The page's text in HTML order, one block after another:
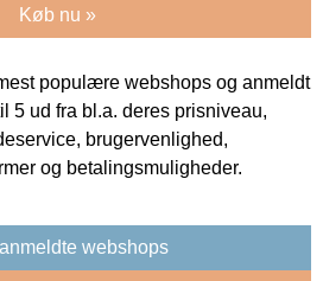
Køb nu »
populære webshops og anmeldt
5 ud fra bl.a. deres prisniveau,
brugervenlighed,
og betalingsmuligheder.
webshops